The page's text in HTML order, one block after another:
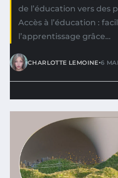
de l’éducation vers des
Accès à l’éducation :
l’apprentissage grâce…
CHARLOTTE LEMOINE•6